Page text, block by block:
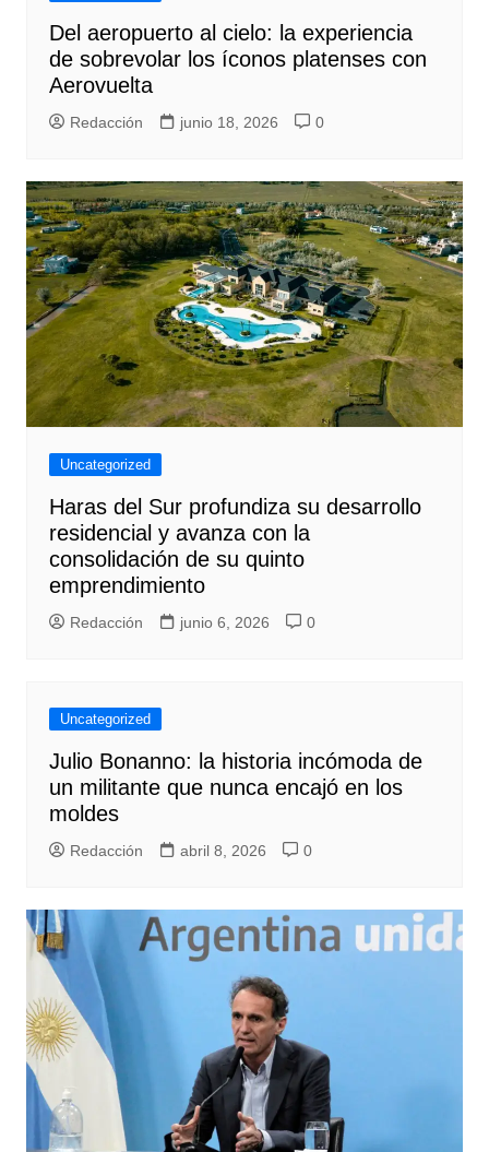
Del aeropuerto al cielo: la experiencia
de sobrevolar los íconos platenses con
Aerovuelta
Redacción junio 18, 2026 0
Uncategorized
Haras del Sur profundiza su desarrollo
residencial y avanza con la
consolidación de su quinto
emprendimiento
Redacción junio 6, 2026 0
Uncategorized
Julio Bonanno: la historia incómoda de
un militante que nunca encajó en los
moldes
Redacción abril 8, 2026 0